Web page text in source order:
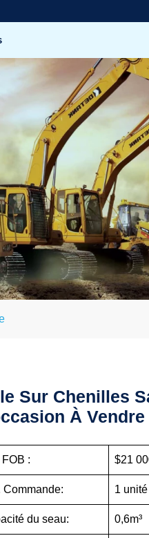
Sur Chenilles
À Vendre
FOB : $21
Commande: 1 unité
du seau: 0,6m³